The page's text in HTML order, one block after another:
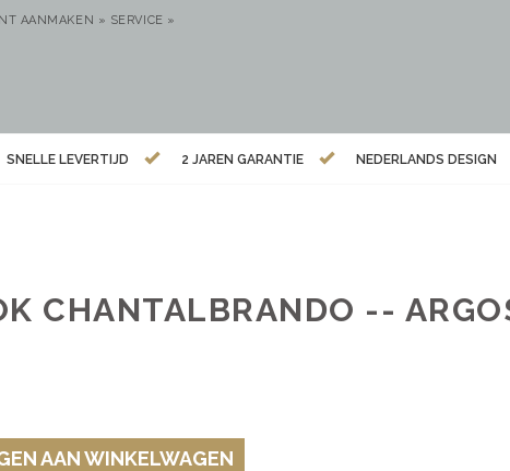
AANMAKEN » SERVICE »
SNELLE LEVERTIJD 2 JAREN GARANTIE NEDERLANDS DESIGN
CHANTALBRANDO --
AAN WINKELWAGEN